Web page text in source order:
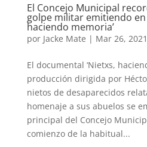
El Concejo Municipal
golpe militar emitiendo en
haciendo memoria’
por Jacke Mate | Mar 26, 2021
El documental ‘Nietxs,
producción dirigida por
nietos de desaparecidos
homenaje a sus abuelos se
principal del Concejo
comienzo de la habitual...